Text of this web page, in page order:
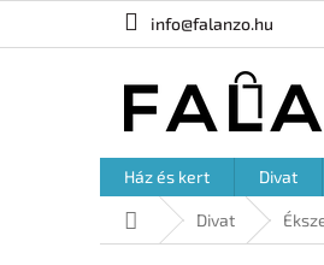
info@falanzo.hu
Ház és kert Divat
KezdőlapDivat